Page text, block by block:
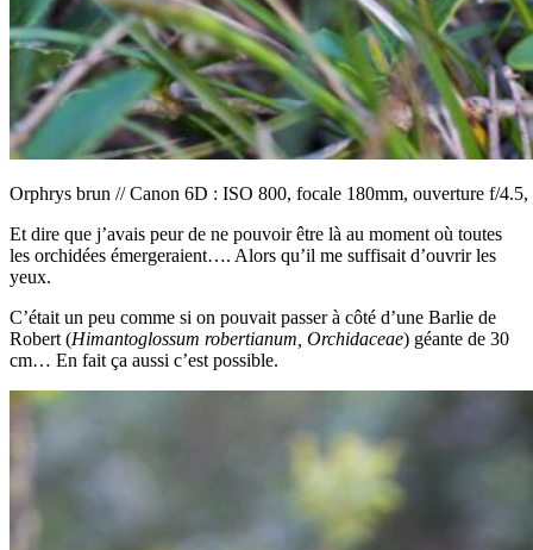
Orphrys brun // Canon 6D : ISO 800, focale 180mm, ouverture f/
Et dire que j’avais peur de ne pouvoir être là au moment où toutes
les orchidées émergeraient…. Alors qu’il me suffisait d’ouvrir les
yeux.
C’était un peu comme si on pouvait passer à côté d’une Barlie de
Robert (Himantoglossum robertianum, Orchidaceae) géante de 30
cm… En fait ça aussi c’est possible.